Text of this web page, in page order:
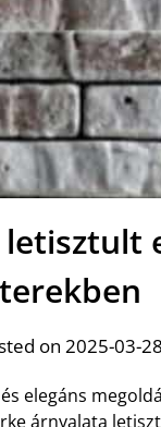
terekben
on 2025-03-28
elegáns
árnyalata